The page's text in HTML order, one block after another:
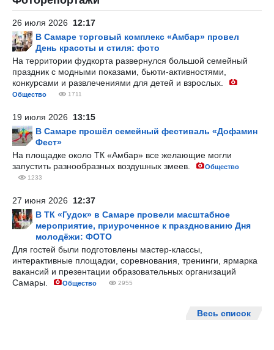
26 июля 2026 12:17
В Самаре торговый комплекс «Амбар» провел
День красоты и стиля: фото
На территории фудкорта развернулся большой семейный
праздник с модными показами, бьюти-активностями,
конкурсами и развлечениями для детей и взрослых.
Общество 1711
19 июля 2026 13:15
В Самаре прошёл семейный фестиваль «Дофамин
Фест»
На площадке около ТК «Амбар» все желающие могли
запустить разнообразных воздушных змеев.
Общество
1233
27 июня 2026 12:37
В ТК «Гудок» в Самаре провели масштабное
мероприятие, приуроченное к празднованию Дня
молодёжи: ФОТО
Для гостей были подготовлены мастер-классы,
интерактивные площадки, соревнования, тренинги, ярмарка
вакансий и презентации образовательных организаций
Самары.
Общество 2955
Весь список